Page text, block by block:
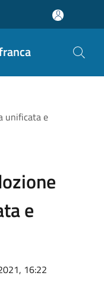
unificata e
e
16:22